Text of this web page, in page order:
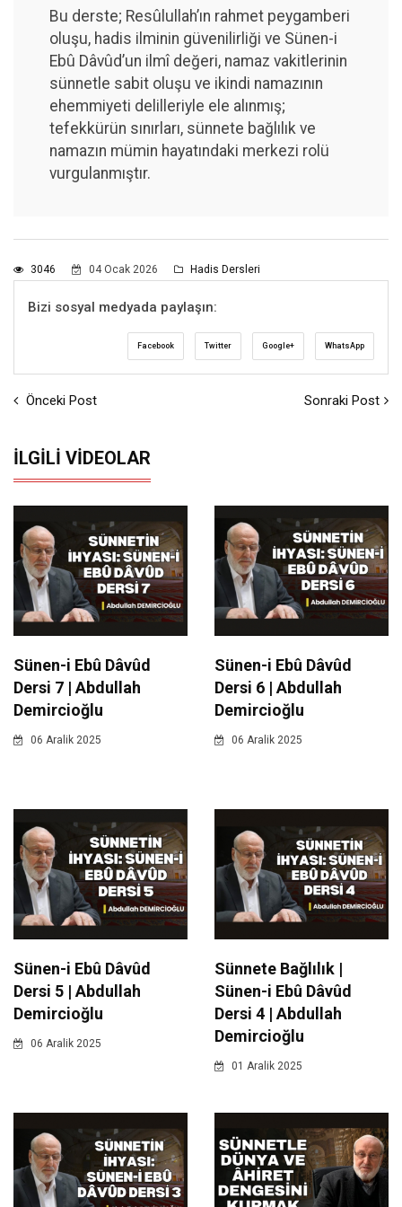
Bu derste; Resûlullah’ın rahmet peygamberi
oluşu, hadis ilminin güvenilirliği ve Sünen-i
Ebû Dâvûd’un ilmî değeri, namaz vakitlerinin
sünnetle sabit oluşu ve ikindi namazının
ehemmiyeti delilleriyle ele alınmış;
tefekkürün sınırları, sünnete bağlılık ve
namazın mümin hayatındaki merkezi rolü
vurgulanmıştır.
3046 04 Ocak 2026 Hadis Dersleri
Bizi sosyal medyada paylaşın:
Facebook Twitter Google+ WhatsApp
Önceki Post Sonraki Post
İLGILI VIDEOLAR
Sünen-i Ebû Dâvûd
Dersi 7 | Abdullah
Demircioğlu
06 Aralik 2025
Sünen-i Ebû Dâvûd
Dersi 6 | Abdullah
Demircioğlu
06 Aralik 2025
Sünen-i Ebû Dâvûd
Dersi 5 | Abdullah
Demircioğlu
06 Aralik 2025
Sünnete Bağlılık |
Sünen-i Ebû Dâvûd
Dersi 4 | Abdullah
Demircioğlu
01 Aralik 2025